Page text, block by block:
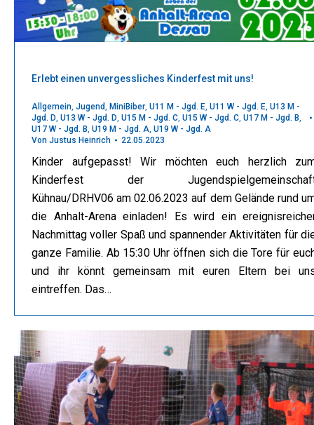
Erlebt einen unvergessliches Kinderfest mit uns!
Allgemein, Jugend, MiniBiber, U11 M - Jgd. E, U11 W - Jgd. E, U13 M -
Jgd. D, U13 W - Jgd. D, U15 M - Jgd. C, U15 W - Jgd. C, U17 M - Jgd. B,
U17 W - Jgd. B, U19 M - Jgd. A, U19 W - Jgd. A
Von Justus Heinrich 22.05.2023
Kinder aufgepasst! Wir möchten euch herzlich
Kinderfest der
Kühnau/DRHV06 am 02.06.2023 auf dem Gelände rund
die Anhalt-Arena einladen! Es wird ein
Nachmittag voller Spaß und spannender Aktivitäten für
ganze Familie. Ab 15:30 Uhr öffnen sich die Tore für
und ihr könnt gemeinsam mit euren Eltern bei
eintreffen. Das…